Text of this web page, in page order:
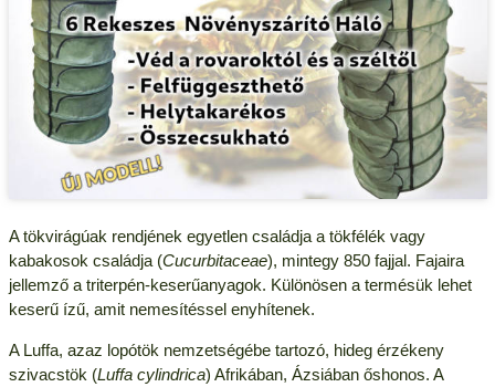
A tökvirágúak rendjének egyetlen családja a tökfélék vagy
kabakosok családja (Cucurbitaceae), mintegy 850 fajjal. Fajaira
jellemző a triterpén-keserűanyagok. Különösen a termésük lehet
keserű ízű, amit nemesítéssel enyhítenek.
A Luffa, azaz lopótök nemzetségébe tartozó, hideg érzékeny
szivacstök (Luffa cylindrica) Afrikában, Ázsiában őshonos. A